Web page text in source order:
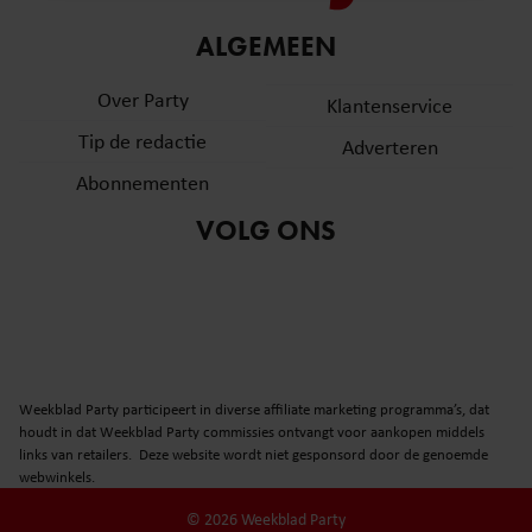
partners voor social media, adverteren en analyse. Deze
informatie die u aan ze heeft verstrekt of die ze hebben
verzameld op basis van uw gebruik van hun services. U
gebruiken.
ALGEMEEN
Over Party
Tip de redactie
Abonnementen
Klantenservice
Adverteren
VOLG ONS
Weekblad Party participeert in diverse affiliate marketing programma’s, dat
houdt in dat Weekblad Party commissies ontvangt voor aankopen middels
links van retailers. Deze website wordt niet gesponsord door de genoemde
webwinkels.
© 2026 Weekblad Party